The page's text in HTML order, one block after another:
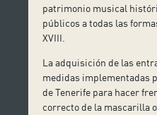
patrimonio musical
públicos a todas las
XVIII.
La adquisición de las
medidas implementadas
de Tenerife para hacer
correcto de la mascarilla